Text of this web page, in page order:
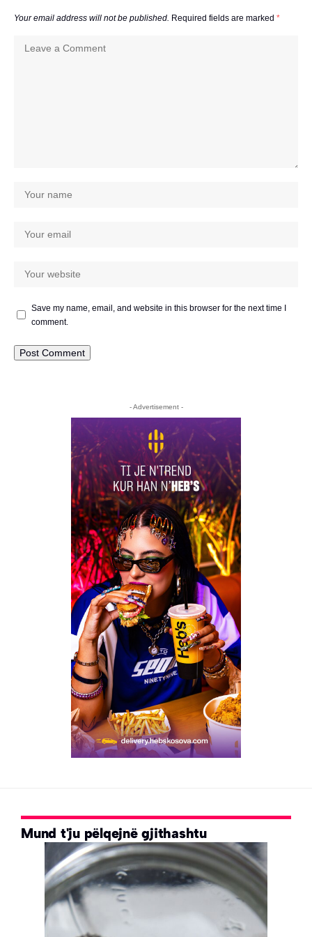
Your email address will not be published. Required fields are marked *
Save my name, email, and website in this browser for the next time I
comment.
- Advertisement -
Mund t'ju pëlqejnë gjithashtu